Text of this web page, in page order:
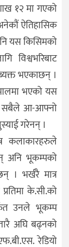
१२ मा गएको
ऐतिहासिक
यस किसिमको
विश्वभरिबाट
ब्यक्त भएकाछन् ।
भएको यस
सबैले आ-आफ्नो
गरेनन् ।
कलाकारहरुले
अनि भूकम्पको
। भर्खरै मात्र
के.सी.को
उनले भूकम्प
अघि बढ्नको
रेडियो